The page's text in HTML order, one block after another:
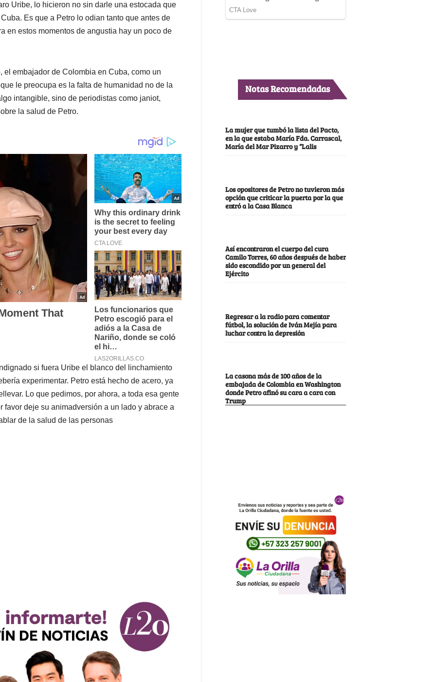
Uribe, lo hicieron no sin darle una estocada que
Es que a Petro lo odian tanto que antes de
en estos momentos de angustia hay un poco de
embajador de Colombia en Cuba, como un
le preocupa es la falta de humanidad no de la
intangible, sino de periodistas como janiot,
la salud de Petro.
si fuera Uribe el blanco del linchamiento
experimentar. Petro está hecho de acero, ya
Lo que pedimos, por ahora, a toda esa gente
deje su animadversión a un lado y abrace a
de la salud de las personas
Notas Recomendadas
La mujer que tumbó la lista del Pacto,
en la que estaba María Fda. Carrascal,
María del Mar Pizarro y “Lalis
Los opositores de Petro no tuvieron más
opción que criticar la puerta por la que
entró a la Casa Blanca
Así encontraron el cuerpo del cura
Camilo Torres, 60 años después de haber
sido escondido por un general del
Ejército
Regresar a la radio para comentar
fútbol, la solución de Iván Mejía para
luchar contra la depresión
La casona más de 100 años de la
embajada de Colombia en Washington
donde Petro afinó su cara a cara con
Trump